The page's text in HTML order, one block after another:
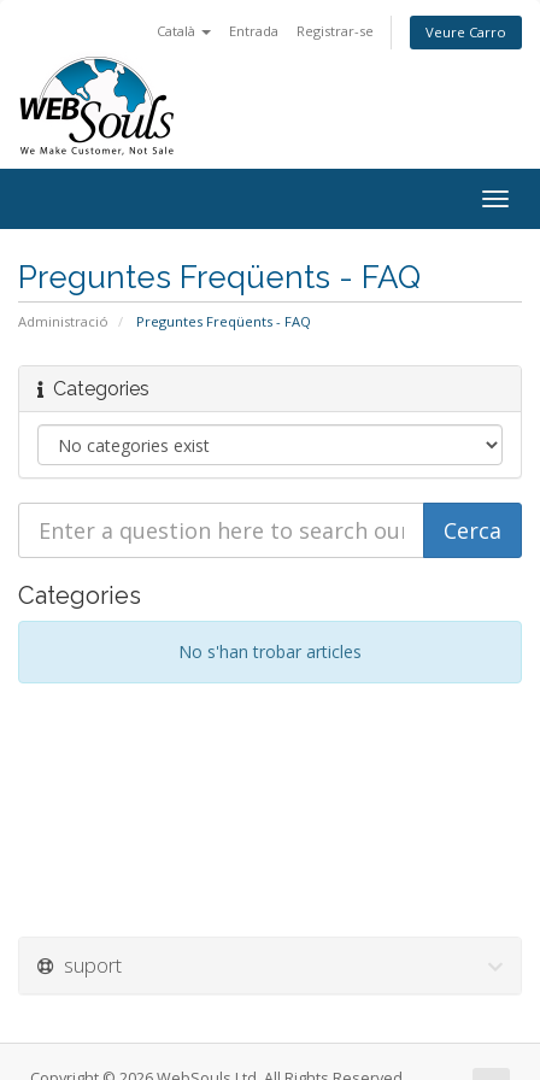
Català Entrada Registrar-se Veure Carro
Preguntes Freqüents - FAQ
Administració Preguntes Freqüents - FAQ
Categories
Categories
No s'han trobar articles
suport